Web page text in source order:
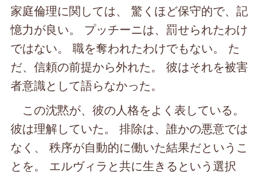
家庭倫理に関しては、 驚くほど保守的で、記
憶力が良い。 プッチーニは、罰せられたわけ
ではない。 職を奪われたわけでもない。 た
だ、信頼の前提から外れた。 彼はそれを被害
者意識として語らなかった。
この沈黙が、彼の人格をよく表している。
彼は理解していた。 排除は、誰かの悪意では
なく、 秩序が自動的に働いた結果だというこ
とを。 エルヴィラと共に生きるという選択